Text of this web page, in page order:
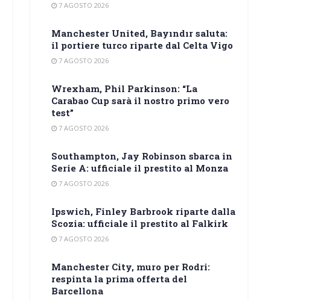
7 AGOSTO 2026
Manchester United, Bayındır saluta:
il portiere turco riparte dal Celta Vigo
7 AGOSTO 2026
Wrexham, Phil Parkinson: “La
Carabao Cup sarà il nostro primo vero
test”
7 AGOSTO 2026
Southampton, Jay Robinson sbarca in
Serie A: ufficiale il prestito al Monza
7 AGOSTO 2026
Ipswich, Finley Barbrook riparte dalla
Scozia: ufficiale il prestito al Falkirk
7 AGOSTO 2026
Manchester City, muro per Rodri:
respinta la prima offerta del
Barcellona